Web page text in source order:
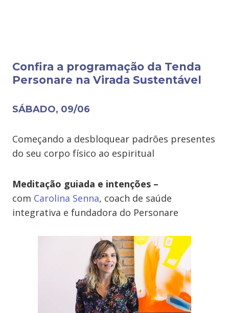
Confira a programação da Tenda
Personare na Virada Sustentável
SÁBADO, 09/06
Começando a desbloquear padrões presentes
do seu corpo físico ao espiritual
Meditação guiada e intenções –
com Carolina Senna, coach de saúde
integrativa e fundadora do Personare